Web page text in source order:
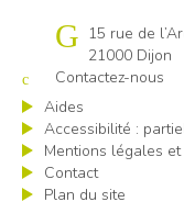
Cap emploi 21
15 rue de
21000 Dijon
Contactez-nous
Aides
Accessibilité :
Mentions légales et
Contact
Plan du site